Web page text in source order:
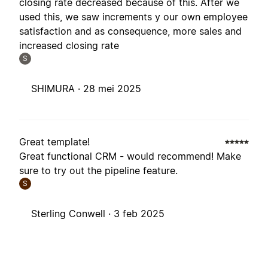
closing rate decreased because of this. After we
used this, we saw increments y our own employee
satisfaction and as consequence, more sales and
increased closing rate
S
SHIMURA · 28 mei 2025
Great template!
Great functional CRM - would recommend! Make
sure to try out the pipeline feature.
S
Sterling Conwell · 3 feb 2025